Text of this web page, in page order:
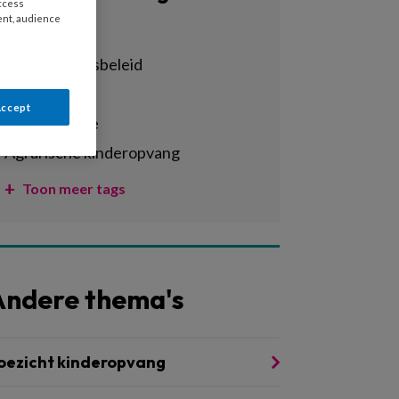
achterstandsbeleid
activiteiten
administratie
agrarische kinderopvang
Toon meer tags
thema's
kinderopvang
audience